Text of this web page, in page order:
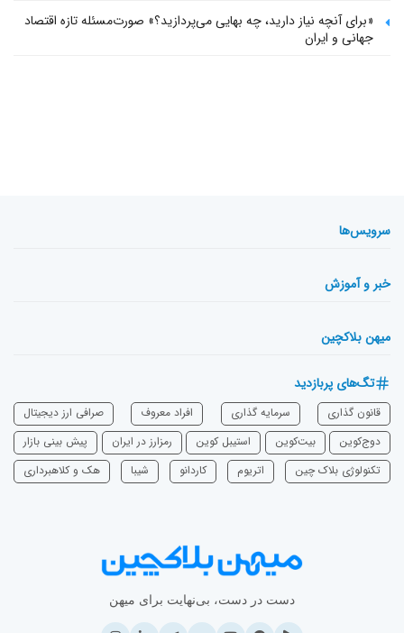
«برای آنچه نیاز دارید، چه بهایی می‌پردازید؟» صورت‌مسئله تازه اقتصاد
جهانی و ایران
سرویس‌ها
خبر و آموزش
میهن بلاکچین
تگ‌های پربازدید
قانون گذاری سرمایه‌ گذاری افراد معروف
صرافی ارز دیجیتال
دوج‌کوین
بیت‌کوین استیبل کوین رمزارز در ایران
پیش بینی بازار
تکنولوژی بلاک چین
اتریوم ‌کاردانو شیبا هک و کلاهبرداری
دست در دست، بی‌نهایت برای میهن